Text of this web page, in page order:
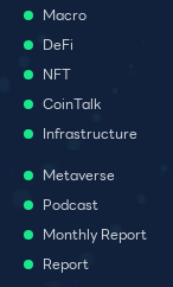
Macro
DeFi
NFT
CoinTalk
Infrastructure
Metaverse
Podcast
Monthly Report
Report